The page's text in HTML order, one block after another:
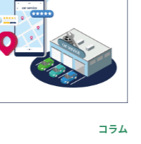
コラム